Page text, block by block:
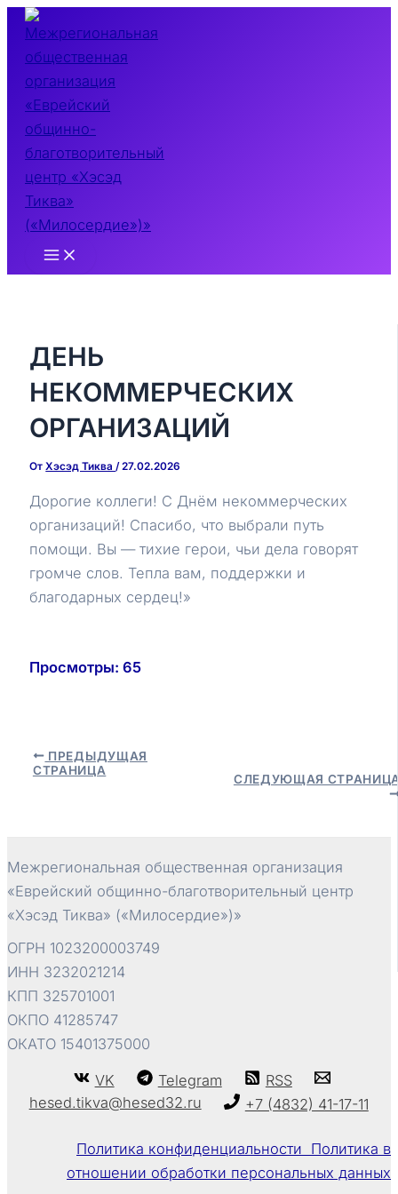
Перейти
содержимому
Main
ДЕНЬ
НЕКОММЕРЧЕСКИХ
ОРГАНИЗАЦИЙ
ОтХэсэд Тиква/27.02.2026
Дорогие коллеги! С Днём некоммерческих
организаций! Спасибо, что выбрали путь
помощи. Вы — тихие герои, чьи дела говорят
громче слов. Тепла вам, поддержки и
благодарных сердец!»
Просмотры: 65
Навигация
ПРЕДЫДУЩАЯ
СТРАНИЦА
СЛЕДУЮЩАЯ
Межрегиональная общественная организация
«Еврейский общинно-благотворительный центр
«Хэсэд Тиква» («Милосердие»)»
ОГРН 1023200003749
ИНН 3232021214
КПП 325701001
ОКПО 41285747
ОКАТО 15401375000
VK Telegram
RSS
hesed.tikva@hesed32.ru
+7 (4832) 41-17-11
Политика конфиденциальности Политика в
отношении обработки персональных данных